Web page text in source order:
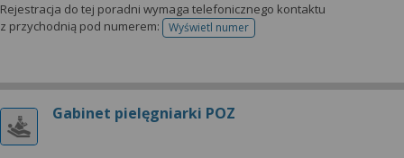
Rejestracja do tej poradni wymaga telefonicznego kontaktu
z przychodnią pod numerem:
Wyświetl numertelefonu do rejestracji
Gabinet pielęgniarki POZ